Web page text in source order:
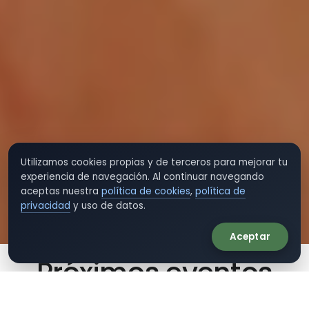
Próximos eventos
Utilizamos cookies propias y de terceros para mejorar tu
experiencia de navegación. Al continuar navegando
aceptas nuestra política de cookies, política de
privacidad y uso de datos.
Aceptar